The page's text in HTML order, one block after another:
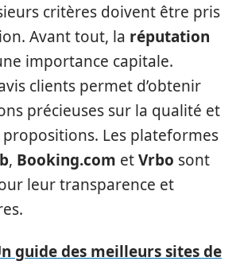
critères doivent être pris
Avant tout, la réputation
importance capitale.
clients permet d’obtenir
précieuses sur la qualité et
Les plateformes
, Booking.com etVrbo sont
leur transparence et
guide des meilleurs sites de